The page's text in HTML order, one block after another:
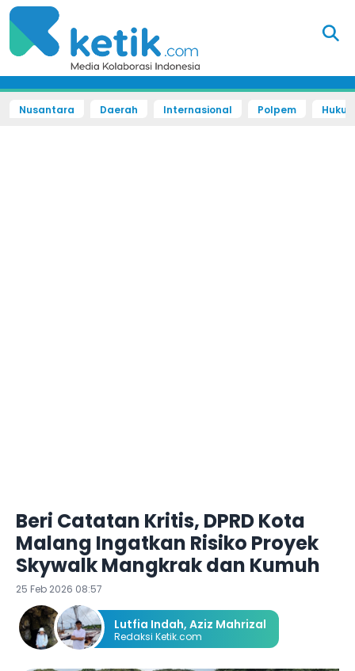
Nusantara Daerah Internasional Polpem
Beri Catatan Kritis, DPRD Kota
Malang Ingatkan Risiko Proyek
Skywalk Mangkrak dan Kumuh
25 Feb 2026 08:57
Lutfia Indah, Aziz Mahrizal
Redaksi Ketik.com